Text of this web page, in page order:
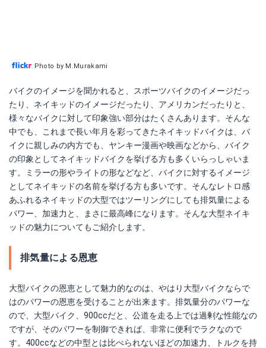
Photo by M.Murakami
バイクのイメージを聞かれると、スポーツバイクのイメージだっ
たり、ネイキッドのイメージだったり、アメリカンだったりと、
様々なバイクに対して印象強い部分はたくさんあります。そんな
中でも、これまで長い年月を彩ってきたネイキッドバイクは、バ
イクに親しみの内方でも、ヤンキー漫画や映画などから、バイク
の印象としてネイキッドバイクを挙げる方も多くいらっしゃいま
す。ミラーの形やライトの形などなど、バイクに対するイメージ
としてネイキッドの名前を挙げる方も多いです。そんなレトロ感
あふれるネイキッドの大型ではツーリングにしても排気量による
パワー、加速力と、まさに最高峰になります。そんな大型ネイキ
ッドの魅力についてもご紹介します。
排気量による恩恵
大型バイクの恩恵として魅力的なのは、やはり大型バイクならで
はのパワーの恩恵を受けることが出来ます。排気量分のパワーな
ので、大型バイク、900ccだと、公道を走る上では過剰な性能なの
ですが、そのパワーを制御できれば、非常に便利でラクなので
す。400ccなどの中型とは比べられないほどの加速力、トルクを持